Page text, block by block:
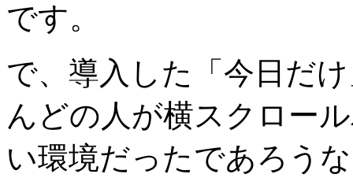
です。
で、導入した「今日だ
んどの人が横スクロー
い環境だったであろう